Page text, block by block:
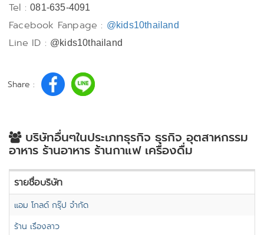
Tel :081-635-4091
Facebook Fanpage : @kids10thailand
Line ID : @kids10thailand
Share :
บริษัทอื่นๆในประเภทธุรกิจ ธุรกิจ อุตสาหกรรม
อาหาร ร้านอาหาร ร้านกาแฟ เครื่องดื่ม
รายชื่อบริษัท
แอม โกลด์ กรุ๊ป จำกัด
ร้าน เรื่องลาว